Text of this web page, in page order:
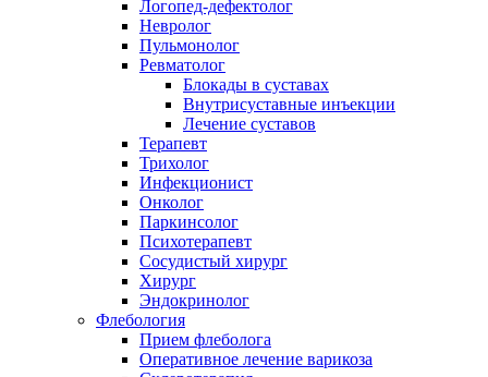
Логопед-дефектолог
Невролог
Пульмонолог
Ревматолог
Блокады в суставах
Внутрисуставные инъекции
Лечение суставов
Терапевт
Трихолог
Инфекционист
Онколог
Паркинсолог
Психотерапевт
Сосудистый хирург
Хирург
Эндокринолог
Флебология
Прием флеболога
Оперативное лечение варикоза